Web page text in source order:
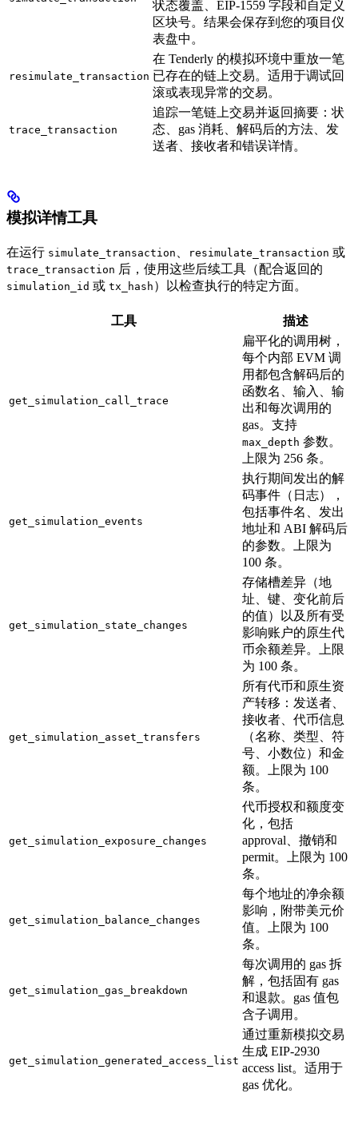
状态覆盖、EIP-1559 字段和自定义
区块号。结果会保存到您的项目仪
表盘中。
resimulate_transaction
在 Tenderly 的模拟环境中重放一笔
已存在的链上交易。适用于调试回
滚或表现异常的交易。
trace_transaction
追踪一笔链上交易并返回摘要：状
态、gas 消耗、解码后的方法、发
送者、接收者和错误详情。
模拟详情工具
在运行 simulate_transaction 、 resimulate_transaction 或
trace_transaction 后，使用这些后续工具（配合返回的
simulation_id 或 tx_hash ）以检查执行的特定方面。
工具 描述
get_simulation_call_trace
扁平化的调用树，
每个内部 EVM 调
用都包含解码后的
函数名、输入、输
出和每次调用的
gas。支持
max_depth 参数。
上限为 256 条。
get_simulation_events
执行期间发出的解
码事件（日志），
包括事件名、发出
地址和 ABI 解码后
的参数。上限为
100 条。
get_simulation_state_changes
存储槽差异（地
址、键、变化前后
的值）以及所有受
影响账户的原生代
币余额差异。上限
为 100 条。
get_simulation_asset_transfers
所有代币和原生资
产转移：发送者、
接收者、代币信息
（名称、类型、符
号、小数位）和金
额。上限为 100
条。
get_simulation_exposure_changes
代币授权和额度变
化，包括
approval、撤销和
permit。上限为 100
条。
get_simulation_balance_changes
每个地址的净余额
影响，附带美元价
值。上限为 100
条。
get_simulation_gas_breakdown
每次调用的 gas 拆
解，包括固有 gas
和退款。gas 值包
含子调用。
get_simulation_generated_access_list
通过重新模拟交易
生成 EIP-2930
access list。适用于
gas 优化。